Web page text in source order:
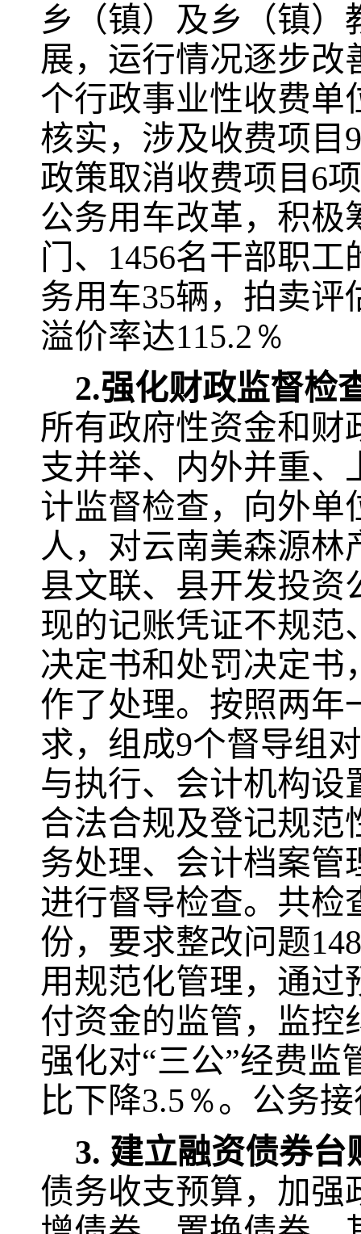
乡（镇）及乡（镇
展，运行情况逐步改
个行政事业性收费单
核实，涉及收费项目
政策取消收费项目 6
公务用车改革，积极
门、 1456名干部职工
务用车35辆，拍卖评
溢价率达115.2％
2.强化财政监督检
所有政府性资金和财
支并举、内外并重、
计监督检查，向外单
人，对云南美森源
县文联、县开发投资
现的记账凭证不规范
决定书和处罚决定书
作了处理。按照两年
求，组成9个督导组
与执行、会计机构设
合法合规及登记规范
务处理、会计档案管
进行督导检查。共检
份，要求整改问题148
用规范化管理，通过
付资金的监管，监控
强化对“三公”经费监
比下降3.5％。公务
3. 建立融资债券台
债务收支预算，加强